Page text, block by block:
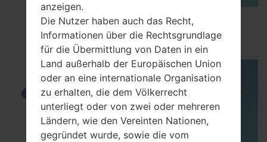
How to Enable Developer Options & USB
Debugging on Samsung ?
anzeigen.
Die Nutzer haben auch das Recht,
Informationen über die Rechtsgrundlage
für die Übermittlung von Daten in ein
Land außerhalb der Europäischen Union
oder an eine internationale Organisation
zu erhalten, die dem Völkerrecht
unterliegt oder von zwei oder mehreren
Ländern, wie den Vereinten Nationen,
gegründet wurde, sowie die vom